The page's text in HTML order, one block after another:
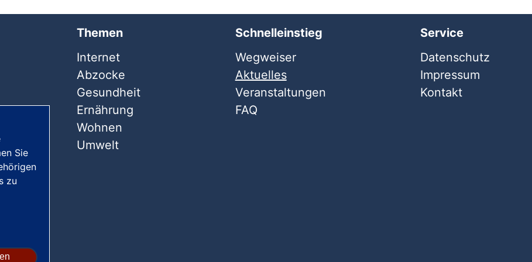
Themen
Internet
Abzocke
Gesundheit
Ernährung
Wohnen
Umwelt
Schnelleinstieg
Wegweiser
Aktuelles
Veranstaltungen
FAQ
Service
Datenschutz
Impressum
Kontakt
Sie
zu